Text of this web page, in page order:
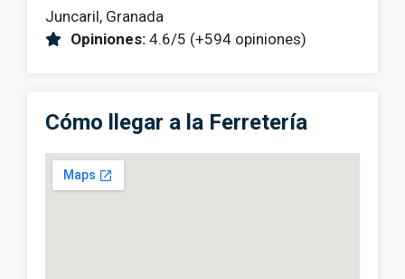
Juncaril, Granada
Opiniones: 4.6/5 (+594 opiniones)
Cómo llegar a la Ferretería